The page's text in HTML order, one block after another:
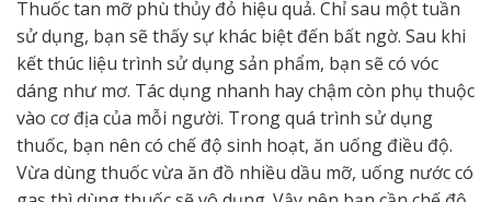
Thuốc tan mỡ phù thủy đỏ hiệu quả. Chỉ sau một tuần
sử dụng, bạn sẽ thấy sự khác biệt đến bất ngờ. Sau khi
kết thúc liệu trình sử dụng sản phẩm, bạn sẽ có vóc
dáng như mơ. Tác dụng nhanh hay chậm còn phụ thuộc
vào cơ địa của mỗi người. Trong quá trình sử dụng
thuốc, bạn nên có chế độ sinh hoạt, ăn uống điều độ.
Vừa dùng thuốc vừa ăn đồ nhiều dầu mỡ, uống nước có